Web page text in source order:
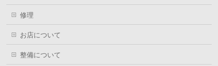
修理
お店について
整備について